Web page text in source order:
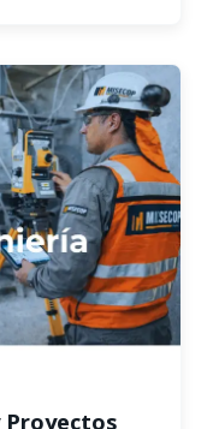
Proyectos